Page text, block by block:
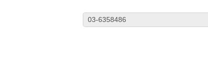
03-6358486